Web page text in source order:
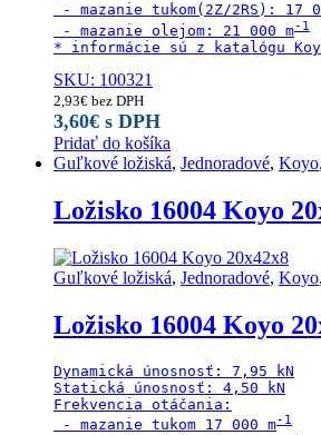
- mazanie tukom(2Z/2RS): 17
- mazanie olejom: 21 000 m
* informácie sú z katalógu
SKU: 100321
2,93€ bez DPH
3,60€ s DPH
Pridať do košíka
Guľkové ložiská, Jednoradové, Koyo,
Ložisko 16004 Koyo
Guľkové ložiská, Jednoradové, Koyo,
Ložisko 16004 Koyo
Dynamická únosnosť: 7,95 kN
Statická únosnosť: 4,50 kN
Frekvencia otáčania:
- mazanie tukom 17 000 m